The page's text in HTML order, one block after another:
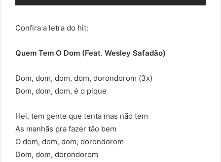
Confira a letra do hit:
Quem Tem O Dom (Feat. Wesley Safadão)
Dom, dom, dom, dom, dorondorom (3x)
Dom, dom, dom, é o pique
Hei, tem gente que tenta mas não tem
As manhãs pra fazer tão bem
O dom, dom, dom, dorondorom
Dom, dom, dorondorom